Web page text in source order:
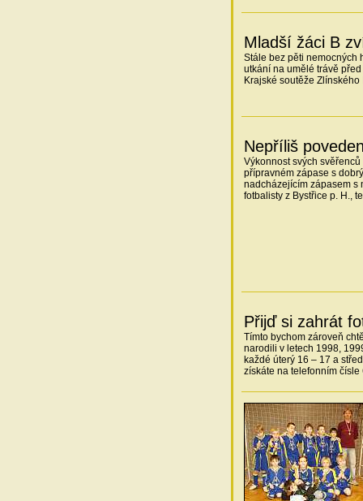
Mladší žáci B
Stále bez pěti nemocných
utkání na umělé trávě
Krajské soutěže
Nepříliš
Výkonnost svých
přípravném zápase s
nadcházejícím zápasem s
fotbalisty z Bystřice p. H.,
Přijď si zahrát
Tímto bychom zároveň
narodili v letech 1998,
každé úterý 16 – 17 a
získáte na telefonním čísle